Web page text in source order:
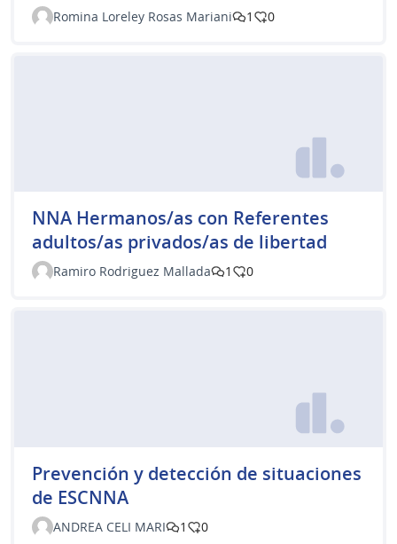
Romina Loreley Rosas Mariani 1 0
NNA Hermanos/as con Referentes
adultos/as privados/as de libertad
Ramiro Rodriguez Mallada 1 0
Prevención y detección de situaciones
de ESCNNA
ANDREA CELI MARI 1 0